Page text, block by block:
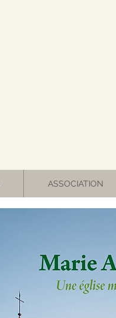
ASSOCIATION